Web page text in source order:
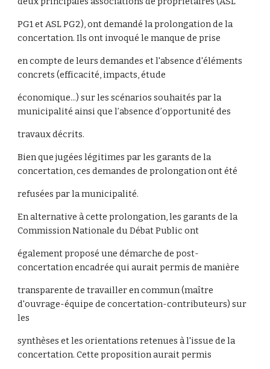
PG1 et ASL PG2), ont demandé la prolongation de la
concertation. Ils ont invoqué le manque de prise
en compte de leurs demandes et l'absence d'éléments
concrets (efficacité, impacts, étude
économique...) sur les scénarios souhaités par la
municipalité ainsi que l’absence d’opportunité des
travaux décrits.
Bien que jugées légitimes par les garants de la
concertation, ces demandes de prolongation ont été
refusées par la municipalité.
En alternative à cette prolongation, les garants de la
Commission Nationale du Débat Public ont
également proposé une démarche de post-
concertation encadrée qui aurait permis de manière
transparente de travailler en commun (maître
d'ouvrage-équipe de concertation-contributeurs) sur
les
synthèses et les orientations retenues à l'issue de la
concertation. Cette proposition aurait permis